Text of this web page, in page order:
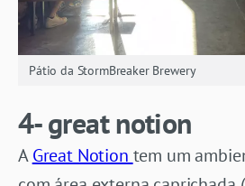
Pátio da StormBreaker Brewery
4- great notion
AGreat Notion tem um